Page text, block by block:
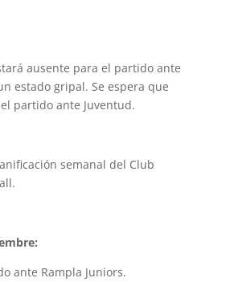
ausente para el partido ante
estado gripal. Se espera que
partido ante Juventud.
semanal del Club
ante Rampla Juniors.